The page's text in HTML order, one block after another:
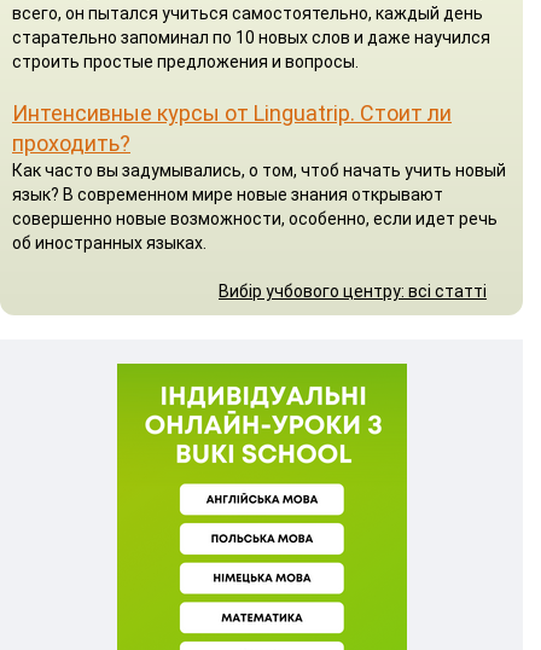
всего, он пытался учиться самостоятельно, каждый день
старательно запоминал по 10 новых слов и даже научился
строить простые предложения и вопросы.
Интенсивные курсы от Linguatrip. Стоит ли
проходить?
Как часто вы задумывались, о том, чтоб начать учить новый
язык? В современном мире новые знания открывают
совершенно новые возможности, особенно, если идет речь
об иностранных языках.
Вибір учбового центру: всі статті